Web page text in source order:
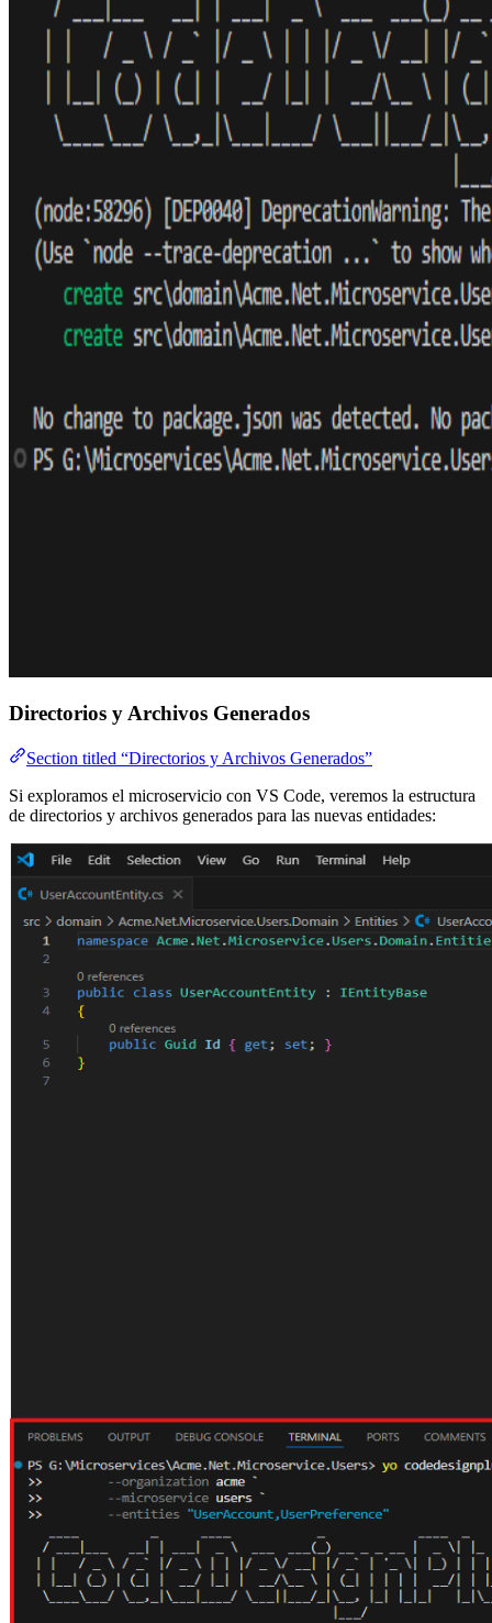
Directorios y Archivos Generados
Section titled “Directorios y Archivos Generados”
Si exploramos el microservicio con VS Code, veremos la estructura
de directorios y archivos generados para las nuevas entidades: